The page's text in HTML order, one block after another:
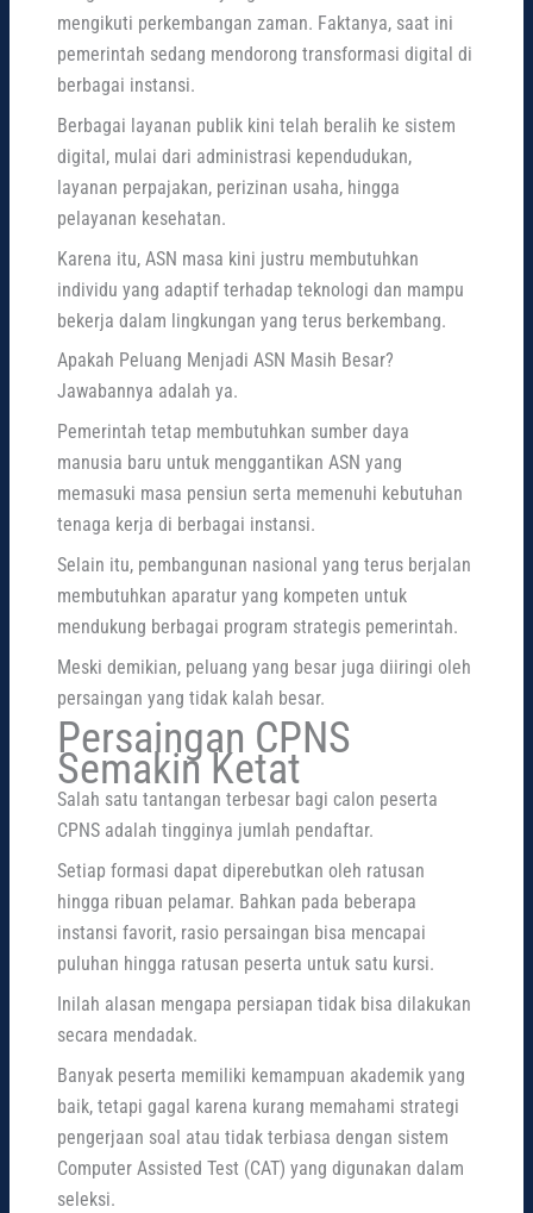
mengikuti perkembangan zaman. Faktanya, saat ini
pemerintah sedang mendorong transformasi digital di
berbagai instansi.
Berbagai layanan publik kini telah beralih ke sistem
digital, mulai dari administrasi kependudukan,
layanan perpajakan, perizinan usaha, hingga
pelayanan kesehatan.
Karena itu, ASN masa kini justru membutuhkan
individu yang adaptif terhadap teknologi dan mampu
bekerja dalam lingkungan yang terus berkembang.
Apakah Peluang Menjadi ASN Masih Besar?
Jawabannya adalah ya.
Pemerintah tetap membutuhkan sumber daya
manusia baru untuk menggantikan ASN yang
memasuki masa pensiun serta memenuhi kebutuhan
tenaga kerja di berbagai instansi.
Selain itu, pembangunan nasional yang terus berjalan
membutuhkan aparatur yang kompeten untuk
mendukung berbagai program strategis pemerintah.
Meski demikian, peluang yang besar juga diiringi oleh
persaingan yang tidak kalah besar.
Persaingan CPNS
Semakin Ketat
Salah satu tantangan terbesar bagi calon peserta
CPNS adalah tingginya jumlah pendaftar.
Setiap formasi dapat diperebutkan oleh ratusan
hingga ribuan pelamar. Bahkan pada beberapa
instansi favorit, rasio persaingan bisa mencapai
puluhan hingga ratusan peserta untuk satu kursi.
Inilah alasan mengapa persiapan tidak bisa dilakukan
secara mendadak.
Banyak peserta memiliki kemampuan akademik yang
baik, tetapi gagal karena kurang memahami strategi
pengerjaan soal atau tidak terbiasa dengan sistem
Computer Assisted Test (CAT) yang digunakan dalam
seleksi.